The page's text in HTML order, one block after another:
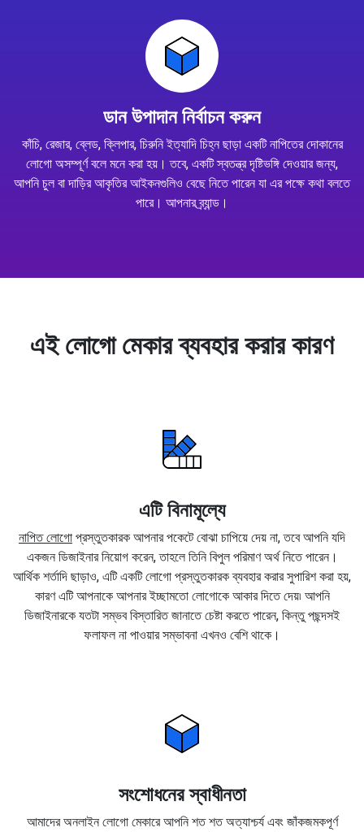
ডান উপাদান নির্বাচন করুন
কাঁচি, রেজার, ব্লেড, ক্লিপার, চিরুনি ইত্যাদি চিহ্ন ছাড়া একটি নাপিতের দোকানের
লোগো অসম্পূর্ণ বলে মনে করা হয়। তবে, একটি স্বতন্ত্র দৃষ্টিভঙ্গি দেওয়ার জন্য,
আপনি চুল বা দাড়ির আকৃতির আইকনগুলিও বেছে নিতে পারেন যা এর পক্ষে কথা বলতে
পারে। আপনার ব্র্যান্ড।
এই লোগো মেকার ব্যবহার করার কারণ
এটি বিনামূল্যে
নাপিত লোগো প্রস্তুতকারক আপনার পকেটে বোঝা চাপিয়ে দেয় না, তবে আপনি যদি
একজন ডিজাইনার নিয়োগ করেন, তাহলে তিনি বিপুল পরিমাণ অর্থ নিতে পারেন।
আর্থিক শর্তাদি ছাড়াও, এটি একটি লোগো প্রস্তুতকারক ব্যবহার করার সুপারিশ করা হয়,
কারণ এটি আপনাকে আপনার ইচ্ছামতো লোগোকে আকার দিতে দেয়৷ আপনি
ডিজাইনারকে যতটা সম্ভব বিস্তারিত জানাতে চেষ্টা করতে পারেন, কিন্তু পছন্দসই
ফলাফল না পাওয়ার সম্ভাবনা এখনও বেশি থাকে।
সংশোধনের স্বাধীনতা
আমাদের অনলাইন লোগো মেকারে আপনি শত শত অত্যাশ্চর্য এবং জাঁকজমকপূর্ণ